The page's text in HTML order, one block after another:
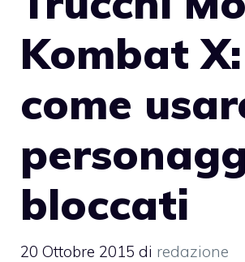
Kombat X:
come
bloccati
20 Ottobre 2015 di redazione